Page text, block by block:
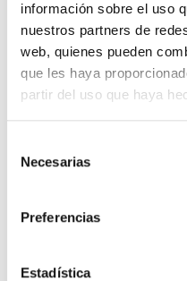
información sobre el uso
nuestros partners de
web, quienes pueden
que les haya
partir del uso que haya
Necesarias
Preferencias
Estadística
¿Tienes